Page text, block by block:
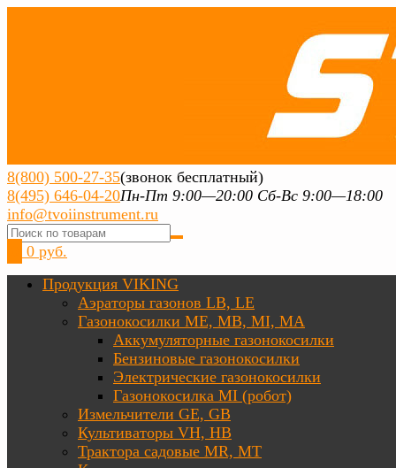
8(800) 500-27-35(звонок бесплатный)
8(495) 646-04-20Пн-Пт 9:00—20:00 Сб-Вс 9:00—18:00
info@tvoiinstrument.ru
0 руб.
Продукция VIKING
Аэраторы газонов LB, LE
Газонокосилки ME, MB, MI, MA
Аккумуляторные газонокосилки
Бензиновые газонокосилки
Электрические газонокосилки
Газонокосилка MI (робот)
Измельчители GE, GB
Культиваторы VH, HB
Трактора садовые MR, MT